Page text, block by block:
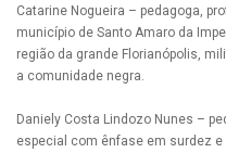
Catarine Nogueira – pedagoga,
município de Santo Amaro da
região da grande Florianópolis,
a comunidade negra.
Daniely Costa Lindozo Nunes –
especial com ênfase em surdez